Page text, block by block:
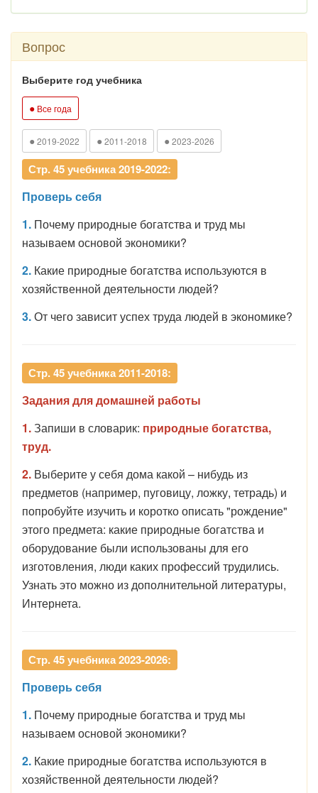
Вопрос
Выберите год учебника
● Все года
● 2019-2022 ● 2011-2018 ● 2023-2026
Стр. 45 учебника 2019-2022:
Проверь себя
1. Почему природные богатства и труд мы
называем основой экономики?
2. Какие природные богатства используются в
хозяйственной деятельности людей?
3.От чего зависит успех труда людей в экономике?
Стр. 45 учебника 2011-2018:
Задания для домашней работы
1.Запиши в словарик: природные богатства,
труд.
2. Выберите у себя дома какой – нибудь из
предметов (например, пуговицу, ложку, тетрадь) и
попробуйте изучить и коротко описать "рождение"
этого предмета: какие природные богатства и
оборудование были использованы для его
изготовления, люди каких профессий трудились.
Узнать это можно из дополнительной литературы,
Интернета.
Стр. 45 учебника 2023-2026:
Проверь себя
1. Почему природные богатства и труд мы
называем основой экономики?
2. Какие природные богатства используются в
хозяйственной деятельности людей?